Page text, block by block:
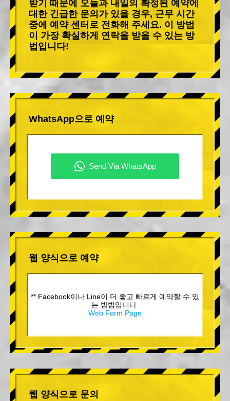
받기 때문에 오늘과 내일의 확정된 예약에
대한 긴급한 문의가 있을 경우, 근무 시간
중에 예약 센터로 전화해 주세요. 이 방법
이 가장 확실하게 연락을 받을 수 있는 방
법입니다!
WhatsApp으로 예약
웹 양식으로 예약
** Facebook이나 Line이 더 좋고 빠르게 예약할 수 있
는 방법입니다.
Web Form Page
웹 양식으로 문의